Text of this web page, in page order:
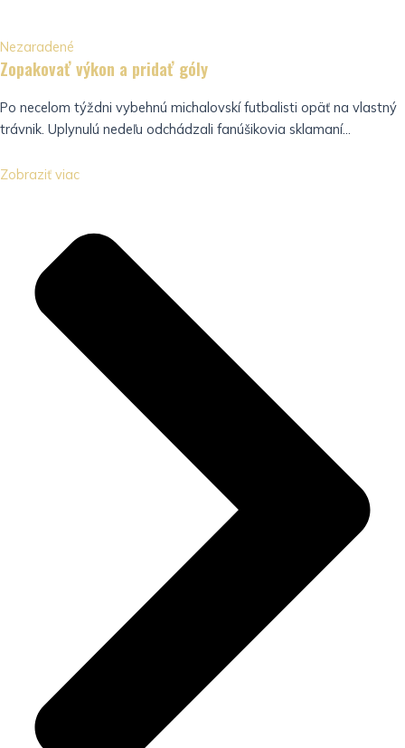
Nezaradené
Zopakovať výkon a pridať góly
Po necelom týždni vybehnú michalovskí futbalisti opäť na vlastný
trávnik. Uplynulú nedeľu odchádzali fanúšikovia sklamaní...
Zobraziť viac